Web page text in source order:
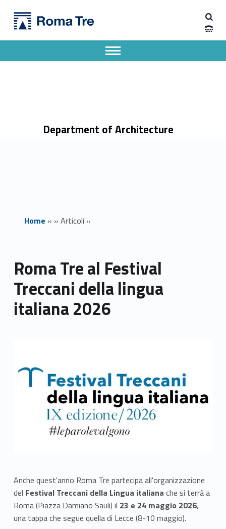
Roma Tre al Festival Treccani della lingua italiana 2026 - Dipartimento di Architettura
Department of Architecture
Apri il menu secondario
Header info sidebar
Home » » Articoli »
Roma Tre al Festival
Treccani della lingua
italiana 2026
Anche quest'anno Roma Tre partecipa all'organizzazione
del Festival Treccani della Lingua italiana che si terrà a
Roma (Piazza Damiano Sauli) il 23 e 24 maggio 2026,
una tappa che segue quella di Lecce (8-10 maggio).